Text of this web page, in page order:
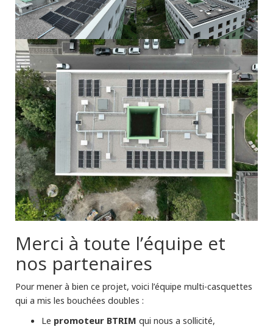
Merci à toute l’équipe et
nos partenaires
Pour mener à bien ce projet, voici l’équipe multi-casquettes
qui a mis les bouchées doubles :
Le promoteur BTRIM qui nous a sollicité,